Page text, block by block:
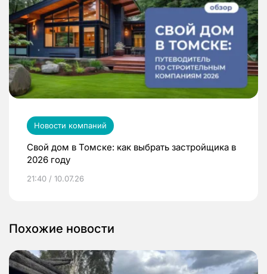
Новости компаний
Свой дом в Томске: как выбрать застройщика в
2026 году
21:40 / 10.07.26
Похожие новости